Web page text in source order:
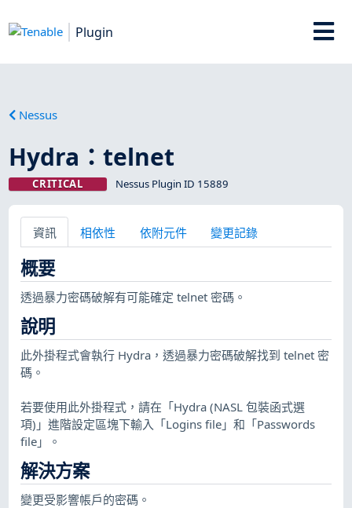
Plugin
Nessus
Hydra：telnet
CRITICAL Nessus Plugin ID 15889
資訊 相依性 依附元件 變更記錄
概要
透過暴力密碼破解有可能確定 telnet 密碼。
說明
此外掛程式會執行 Hydra，透過暴力密碼破解找到 telnet 密
碼。
若要使用此外掛程式，請在「Hydra (NASL 包裝函式選
項)」進階設定區塊下輸入「Logins file」和「Passwords
file」。
解決方案
變更受影響帳戶的密碼。